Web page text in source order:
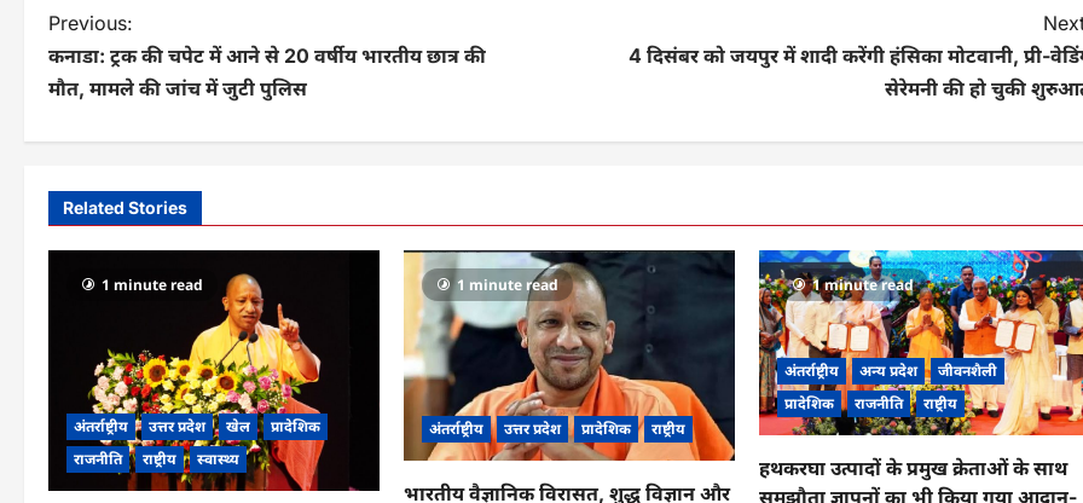
P
o
n
a
Previous:
कनाडा: ट्रक की चपेट में आने से 20 वर्षीय भारतीय छात्र की
मौत, मामले की जांच में जुटी पुलिस
4 दिसंबर को जयपुर में शादी करेंगी हंसिका मोटवानी, प्री-
सेरेमनी की हो चुकी
Related Stories
1 minute read
अंतर्राष्ट्रीय उत्तर प्रदेश खेल
प्रादेशिक
राजनीति
राष्ट्रीय स्वास्थ्य
1 minute read
अंतर्राष्ट्रीय उत्तर प्रदेश प्रादेशिक राष्ट्रीय
भारतीय वैज्ञानिक विरासत, शुद्ध विज्ञान और
1 minute read
अंतर्राष्ट्रीय अन्य प्रदेश
जीवनशैली
प्रादेशिक
राजनीति राष्ट्रीय
हथकरघा उत्पादों के प्रमुख क्रेताओं के साथ
समझौता ज्ञापनों का भी किया गया आदान-